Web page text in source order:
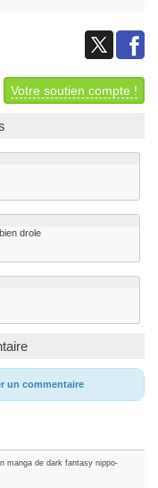
Votre soutien compte !
drole
un commentaire
manga de dark fantasy nippo-